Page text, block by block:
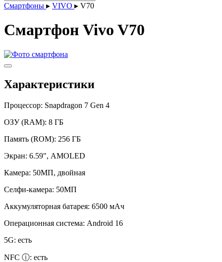
Смартфоны ▸ VIVO ▸ V70
Смартфон Vivo V70
Характеристики
Процессор: Snapdragon 7 Gen 4
ОЗУ (RAM): 8 ГБ
Память (ROM): 256 ГБ
Экран: 6.59", AMOLED
Камера: 50МП, двойная
Селфи-камера: 50МП
Аккумуляторная батарея: 6500 мАч
Операционная система: Android 16
5G: есть
NFC ⓘ: есть